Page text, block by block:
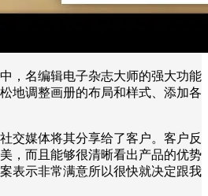
，名编辑电子杂志大师的强大功能
地调整画册的布局和样式、添加各
交媒体将其分享给了客户。客户反
，而且能够很清晰看出产品的优势
表示非常满意所以很快就决定跟我